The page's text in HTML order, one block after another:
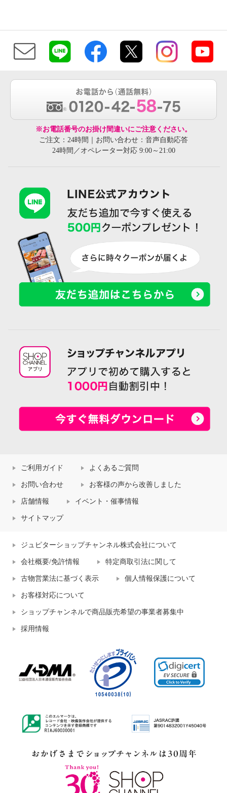
※お電話番号のお掛け間違いにご注意ください。
ご注文：24時間｜お問い合わせ：音声自動応答
24時間／オペレーター対応 9:00～21:00
ご利用ガイド よくあるご質問
お問い合わせ お客様の声から改善しました
店舗情報 イベント・催事情報
サイトマップ
ジュピターショップチャンネル株式会社について
会社概要/免許情報 特定商取引法に関して
古物営業法に基づく表示 個人情報保護について
お客様対応について
ショップチャンネルで商品販売希望の事業者募集中
採用情報